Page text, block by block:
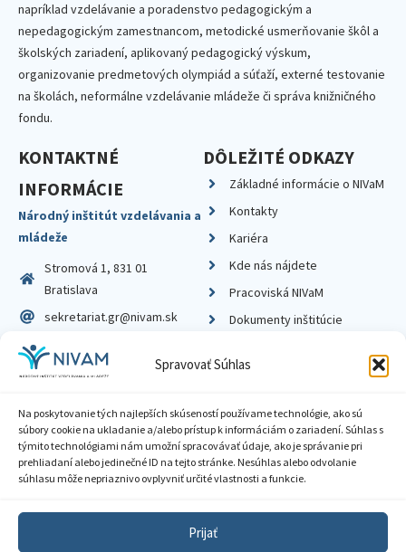
Spravovať Súhlas
Na poskytovanie tých najlepších skúseností používame technológie, ako sú
súbory cookie na ukladanie a/alebo prístup k informáciám o zariadení. Súhlas s
týmito technológiami nám umožní spracovávať údaje, ako je správanie pri
prehliadaní alebo jedinečné ID na tejto stránke. Nesúhlas alebo odvolanie
súhlasu môže nepriaznivo ovplyvniť určité vlastnosti a funkcie.
Prijať
napríklad vzdelávanie a poradenstvo pedagogickým a
nepedagogickým zamestnancom, metodické usmerňovanie škôl a
školských zariadení, aplikovaný pedagogický výskum,
organizovanie predmetových olympiád a súťaží, externé testovanie
na školách, neformálne vzdelávanie mládeže či správa knižničného
fondu.
KONTAKTNÉ
INFORMÁCIE
Národný inštitút vzdelávania a
mládeže
Stromová 1, 831 01
Bratislava
sekretariat.gr@nivam.sk
IČO: 00164348
DIČ: 2020798714
DÔLEŽITÉ ODKAZY
Základné informácie o NIVaM
Kontakty
Kariéra
Kde nás nájdete
Pracoviská NIVaM
Dokumenty inštitúcie
Zásady ochrany súkromia
Sprístupnenie informácií